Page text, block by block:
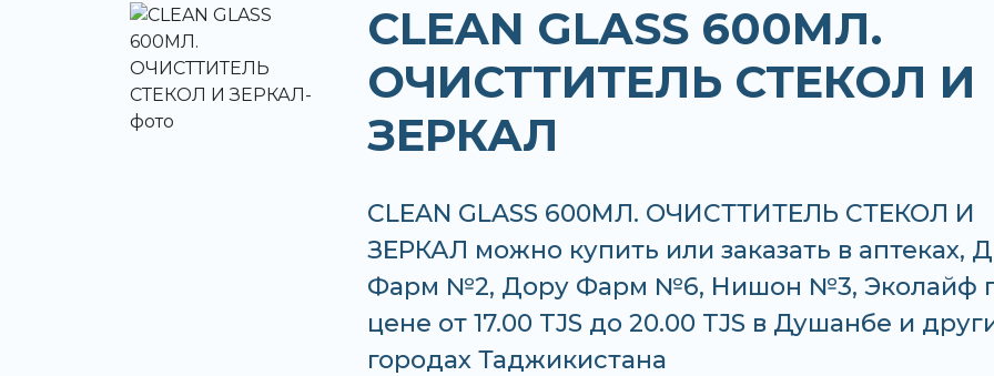
CLEAN GLASS 600МЛ.
ОЧИСТТИТЕЛЬ СТЕКОЛ И
ЗЕРКАЛ
CLEAN GLASS 600МЛ. ОЧИСТТИТЕЛЬ СТЕКОЛ И
ЗЕРКАЛ можно купить или заказать в аптеках,
Фарм №2, Дору Фарм №6, Нишон №3, Эколайф
цене от 17.00 TJS до 20.00 TJS в Душанбе и
городах Таджикистана